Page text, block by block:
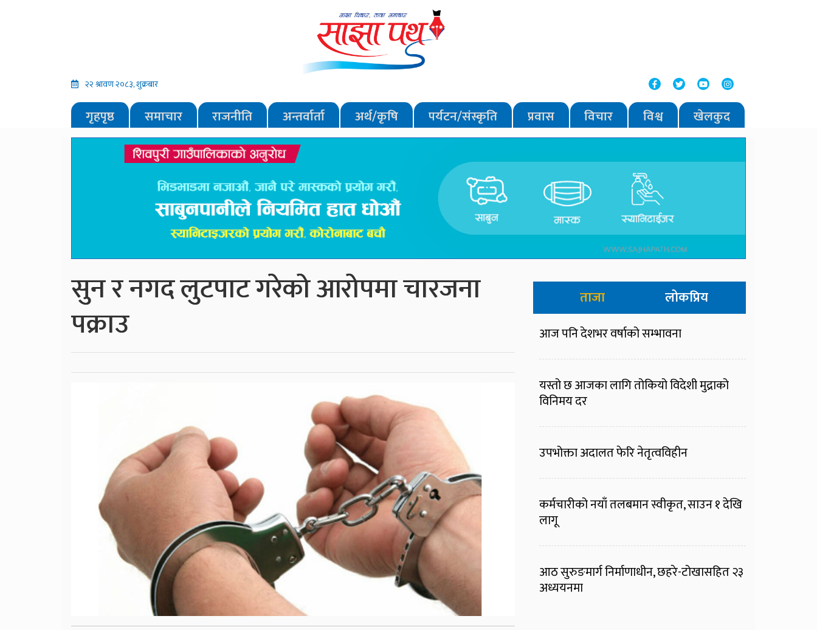
२२ श्रावण २०८३, शुक्रबार
गृहपृष्ठ समाचार राजनीति अन्तर्वार्ता अर्थ/कृषि पर्यटन/संस्कृति प्रवास विचार विश्व खेलकुद
सुन र नगद लुटपाट गरेको आरोपमा चारजना
पक्राउ
ताजा लोकप्रिय
आज पनि देशभर वर्षाको सम्भावना
यस्तो छ आजका लागि तोकियो विदेशी मुद्राको
विनिमय दर
उपभोक्ता अदालत फेरि नेतृत्वविहीन
कर्मचारीको नयाँ तलबमान स्वीकृत, साउन १ देखि
लागू
आठ सुरुङमार्ग निर्माणाधीन, छहरे-टोखासहित २३
अध्ययनमा